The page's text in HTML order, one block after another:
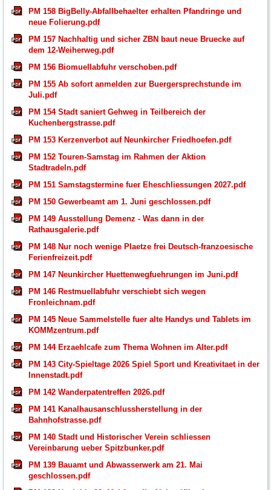
PM 158 BigBelly-Abfallbehaelter erhalten Pfandringe und
neue Folierung.pdf
PM 157 Nachhaltig und sicher ZBN baut neue Bruecke auf
dem 12-Weiherweg.pdf
PM 156 Biomuellabfuhr verschoben.pdf
PM 155 Ab sofort anmelden zur Buergersprechstunde im
Juli.pdf
PM 154 Stadt saniert Gehweg in Teilbereich der
Kuchenbergstrasse.pdf
PM 153 Kerzenverbot auf Neunkircher Friedhoefen.pdf
PM 152 Touren-Samstag im Rahmen der Aktion
Stadtradeln.pdf
PM 151 Samstagstermine fuer Eheschliessungen 2027.pdf
PM 150 Gewerbeamt am 1. Juni geschlossen.pdf
PM 149 Ausstellung Demenz - Was dann in der
Rathausgalerie.pdf
PM 148 Nur noch wenige Plaetze frei Deutsch-franzoesische
Ferienfreizeit.pdf
PM 147 Neunkircher Huettenwegfuehrungen im Juni.pdf
PM 146 Restmuellabfuhr verschiebt sich wegen
Fronleichnam.pdf
PM 145 Neue Sammelstelle fuer alte Handys und Tablets im
KOMMzentrum.pdf
PM 144 Erzaehlcafe zum Thema Wohnen im Alter.pdf
PM 143 City-Spieltage 2026 Spiel Sport und Kreativitaet in der
Innenstadt.pdf
PM 142 Wanderpatentreffen 2026.pdf
PM 141 Kanalhausanschlussherstellung in der
Bahnhofstrasse.pdf
PM 140 Stadt und Historischer Verein schliessen
Vereinbarung ueber Spitzbunker.pdf
PM 139 Bauamt und Abwasserwerk am 21. Mai
geschlossen.pdf